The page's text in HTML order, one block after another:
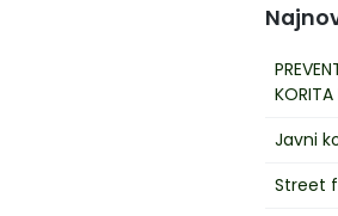
KORITA
Javni
Street